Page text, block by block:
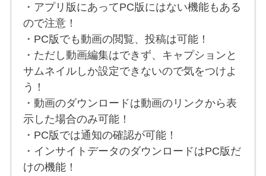
・アプリ版にあってPC版にはない機能もある
ので注意！
・PC版でも動画の閲覧、投稿は可能！
・ただし動画編集はできず、キャプションと
サムネイルしか設定できないので気をつけよ
う！
・動画のダウンロードは動画のリンクから表
示した場合のみ可能！
・PC版では通知の確認が可能！
・インサイトデータのダウンロードはPC版だ
けの機能！